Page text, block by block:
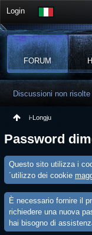
Login
FORUM
Discussioni non risolte
i-Longju
Password
Questo sito utilizza i
´utilizzo dei cookie
È necessario fornire il
richiedere una nuova
hai bisogno di